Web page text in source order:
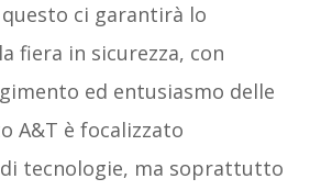
ci garantirà lo
fiera in sicurezza, con
ed entusiasmo delle
A&T è focalizzato
di tecnologie, ma soprattutto